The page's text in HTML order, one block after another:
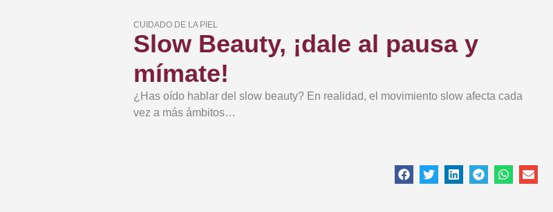
CUIDADO DE LA PIEL
Slow Beauty, ¡dale al pausa y
mímate!
¿Has oído hablar del slow beauty? En realidad, el movimiento slow afecta cada
vez a más ámbitos…